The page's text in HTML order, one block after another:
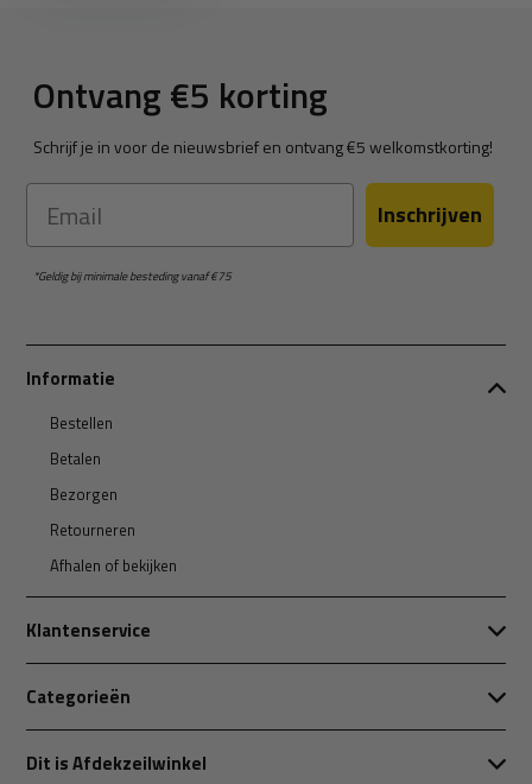
Ontvang €5 korting
Schrijf je in voor de nieuwsbrief en ontvang €5 welkomstkorting!
Email Inschrijven
*Geldig bij minimale besteding vanaf €75
Informatie
Bestellen
Betalen
Bezorgen
Retourneren
Afhalen of bekijken
Klantenservice
Categorieën
Dit is Afdekzeilwinkel